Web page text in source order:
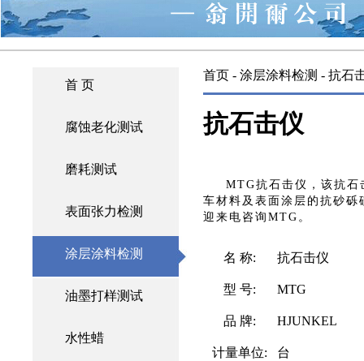
首 页
腐蚀老化测试
磨耗测试
表面张力检测
涂层涂料检测
油墨打样测试
水性蜡
首页 - 涂层涂料检测 - 抗石
抗石击仪
MTG抗石击仪，该抗
车材料及表面涂层的抗砂
迎来电咨询MTG。
名 称: 抗石击仪
型 号: MTG
品 牌: HJUNKEL
计量单位: 台